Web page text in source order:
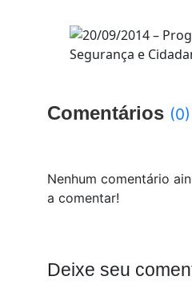
Comentários (0)
Nenhum comentário
a comentar!
Deixe seu